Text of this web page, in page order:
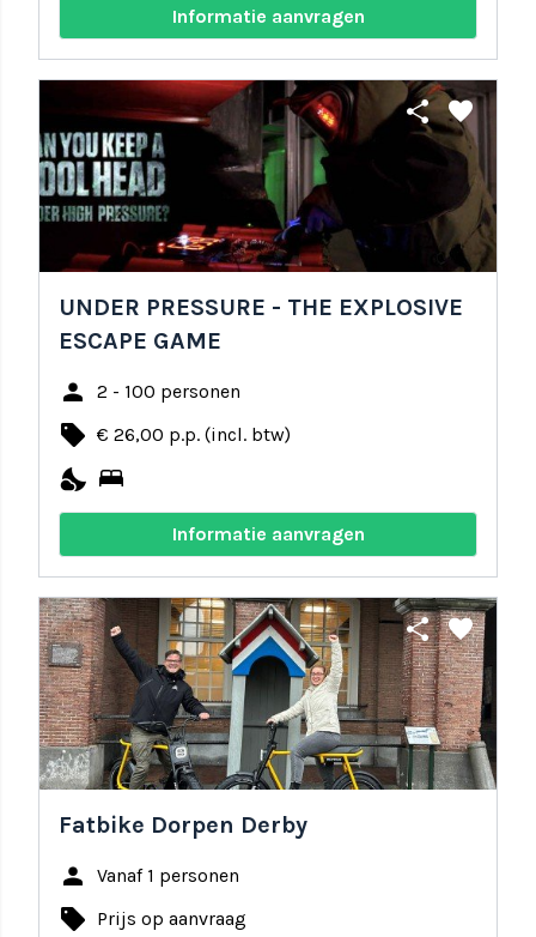
Informatie aanvragen
share favorite
UNDER PRESSURE - THE EXPLOSIVE
ESCAPE GAME
person 2 - 100 personen
local_offer € 26,00 p.p. (incl. btw)
nights_stay bed
Informatie aanvragen
share favorite
Fatbike Dorpen Derby
person Vanaf 1 personen
local_offer Prijs op aanvraag